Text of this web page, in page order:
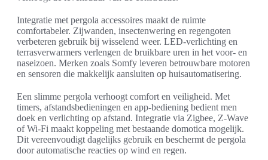
Integratie met pergola accessoires maakt de ruimte
comfortabeler. Zijwanden, insectenwering en regengoten
verbeteren gebruik bij wisselend weer. LED-verlichting en
terrasverwarmers verlengen de bruikbare uren in het voor- en
naseizoen. Merken zoals Somfy leveren betrouwbare motoren
en sensoren die makkelijk aansluiten op huisautomatisering.
Een slimme pergola verhoogt comfort en veiligheid. Met
timers, afstandsbedieningen en app-bediening bedient men
doek en verlichting op afstand. Integratie via Zigbee, Z-Wave
of Wi‑Fi maakt koppeling met bestaande domotica mogelijk.
Dit vereenvoudigt dagelijks gebruik en beschermt de pergola
door automatische reacties op wind en regen.